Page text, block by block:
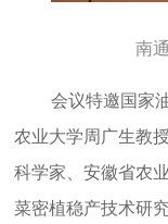
南
会议特邀国家
农业大学周广生教
科学家、安徽省农
菜密植稳产技术研